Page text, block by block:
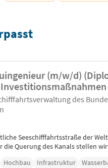
(m/w/d)
des
Seeschifffahrtsstraße der
Querung des Kanals stellen
Hochbau Infrastruktur